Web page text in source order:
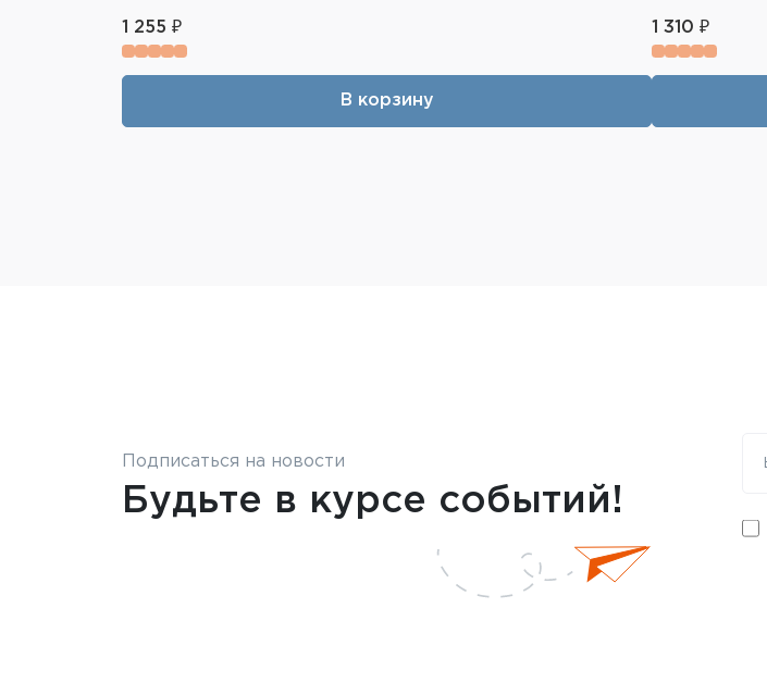
1 255 ₽
В корзину
1 310 ₽
Подписаться на новости
Будьте в курсе событий!